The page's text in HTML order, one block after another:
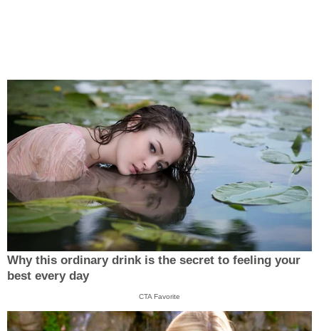
Why this ordinary drink is the secret to feeling your
best every day
CTA Favorite